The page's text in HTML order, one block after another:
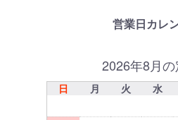
営業日カレ
2026年8月の
日 月 火 水